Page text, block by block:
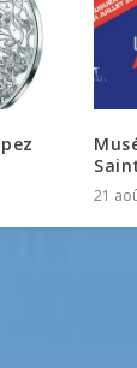
21